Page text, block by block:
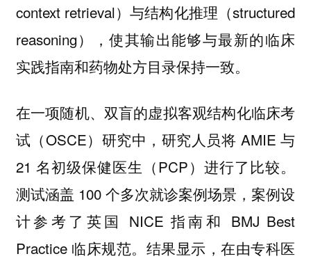
context retrieval）与结构化推理（structured
reasoning），使其输出能够与最新的临床
实践指南和药物处方目录保持一致。
在一项随机、双盲的虚拟客观结构化临床考
试（OSCE）研究中，研究人员将 AMIE 与
21 名初级保健医生（PCP）进行了比较。
测试涵盖 100 个多次就诊案例场景，案例设
计参考了英国 NICE 指南和 BMJ Best
Practice 临床规范。结果显示，在由专科医